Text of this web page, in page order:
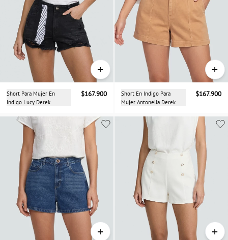
+
Short Para Mujer En
Indigo Lucy Derek
$167.900
+
Short En Indigo Para
Mujer Antonella Derek
$167.900
+ +